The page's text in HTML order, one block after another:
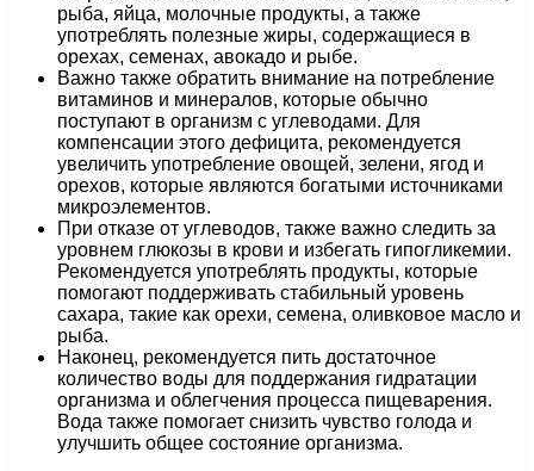
рыба, яйца, молочные продукты, а также
употреблять полезные жиры, содержащиеся в
орехах, семенах, авокадо и рыбе.
Важно также обратить внимание на потребление
витаминов и минералов, которые обычно
поступают в организм с углеводами. Для
компенсации этого дефицита, рекомендуется
увеличить употребление овощей, зелени, ягод и
орехов, которые являются богатыми источниками
микроэлементов.
При отказе от углеводов, также важно следить за
уровнем глюкозы в крови и избегать гипогликемии.
Рекомендуется употреблять продукты, которые
помогают поддерживать стабильный уровень
сахара, такие как орехи, семена, оливковое масло и
рыба.
Наконец, рекомендуется пить достаточное
количество воды для поддержания гидратации
организма и облегчения процесса пищеварения.
Вода также помогает снизить чувство голода и
улучшить общее состояние организма.